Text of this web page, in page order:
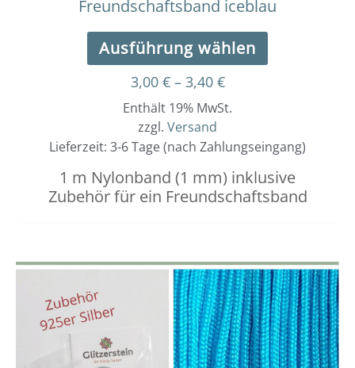
Freundschaftsband iceblau
Ausführung wählen
3,00 € – 3,40 €
Enthält 19% MwSt.
zzgl. Versand
Lieferzeit: 3-6 Tage (nach Zahlungseingang)
1 m Nylonband (1 mm) inklusive
Zubehör für ein Freundschaftsband
Dieses
Produkt
weist
mehrere
Varianten
Preisspanne:
3,00 €
bis
3,40 €